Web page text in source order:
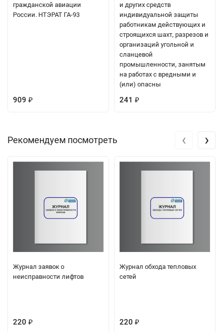
гражданской авиации
России. НТЭРАТ ГА-93
909 ₽
и других средств
индивидуальной защиты
работникам действующих и
строящихся шахт, разрезов и
организаций угольной и
сланцевой
промышленности, занятым
на работах с вредными и
(или) опасны
241 ₽
Рекомендуем посмотреть
Журнал заявок о
неисправности лифтов
220 ₽
Журнал обхода тепловых
сетей
220 ₽
‹ ›